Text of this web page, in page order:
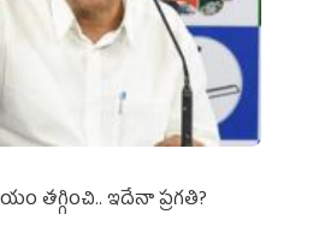
తగ్గించి.. ఇదేనా ప్రగతి?